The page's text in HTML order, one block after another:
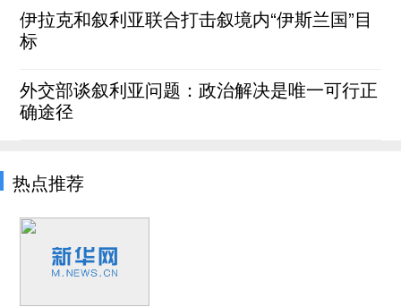
伊拉克和叙利亚联合打击叙境内“伊斯兰国”目
标
外交部谈叙利亚问题：政治解决是唯一可行正
确途径
热点推荐